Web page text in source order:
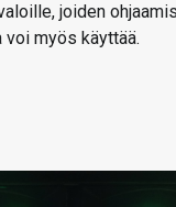
joiden
voi myös käyttää.